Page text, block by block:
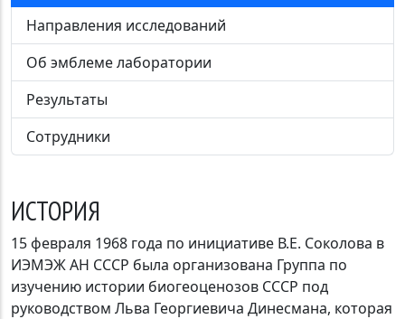
Направления исследований
Об эмблеме лаборатории
Результаты
Сотрудники
ИСТОРИЯ
15 февраля 1968 года по инициативе В.Е. Соколова в
ИЭМЭЖ АН СССР была организована Группа по
изучению истории биогеоценозов СССР под
руководством Льва Георгиевича Динесмана, которая